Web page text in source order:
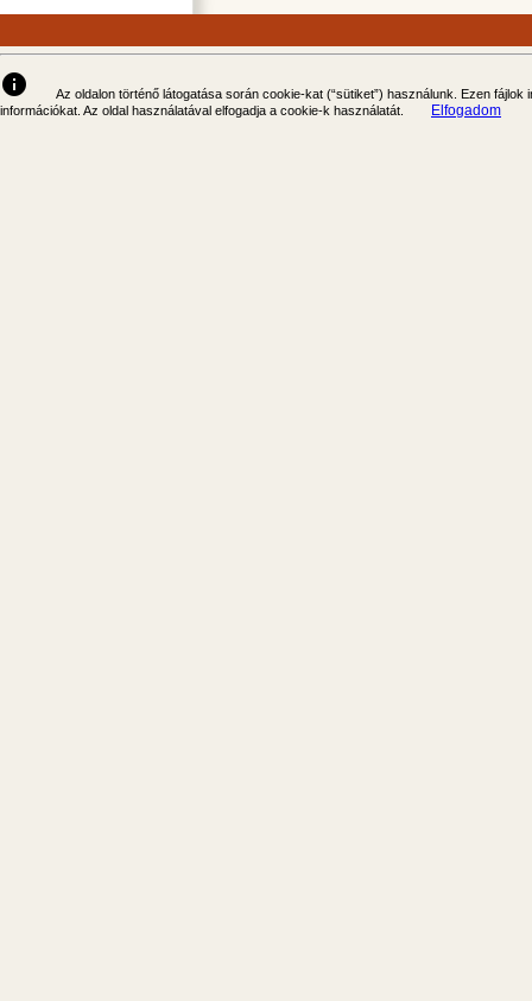
info
Az oldalon történő látogatása során cookie-kat (“sütiket”) használunk. Ezen
információkat. Az oldal használatával elfogadja a cookie-k használatát.
Elfogadom